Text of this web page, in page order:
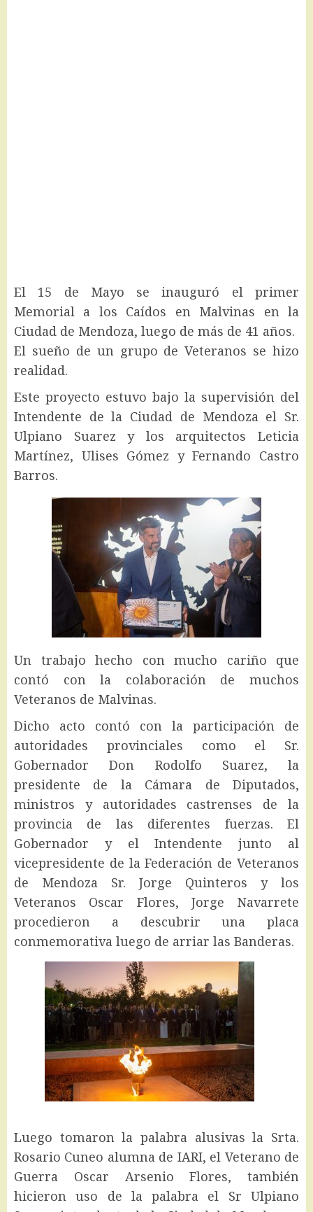
El 15 de Mayo se inauguró el primer
Memorial a los Caídos en Malvinas en la
Ciudad de Mendoza, luego de más de 41 años.
El sueño de un grupo de Veteranos se hizo
realidad.
Este proyecto estuvo bajo la supervisión del
Intendente de la Ciudad de Mendoza el Sr.
Ulpiano Suarez y los arquitectos Leticia
Martínez, Ulises Gómez y Fernando Castro
Barros.
Un trabajo hecho con mucho cariño que
contó con la colaboración de muchos
Veteranos de Malvinas.
Dicho acto contó con la participación de
autoridades provinciales como el Sr.
Gobernador Don Rodolfo Suarez, la
presidente de la Cámara de Diputados,
ministros y autoridades castrenses de la
provincia de las diferentes fuerzas. El
Gobernador y el Intendente junto al
vicepresidente de la Federación de Veteranos
de Mendoza Sr. Jorge Quinteros y los
Veteranos Oscar Flores, Jorge Navarrete
procedieron a descubrir una placa
conmemorativa luego de arriar las Banderas.
Luego tomaron la palabra alusivas la Srta.
Rosario Cuneo alumna de IARI, el Veterano de
Guerra Oscar Arsenio Flores, también
hicieron uso de la palabra el Sr Ulpiano